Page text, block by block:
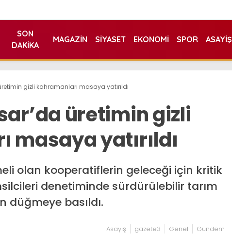
SON
DAKIKA
MAGAZIN SIYASET EKONOMI SPOR ASAYIŞ
gizli kahramanları masaya yatırıldı
üretimin gizli
masaya yatırıldı
olan kooperatiflerin geleceği için kritik
denetiminde sürdürülebilir tarım
düğmeye basıldı.
Asayiş gazete3 Genel Gündem